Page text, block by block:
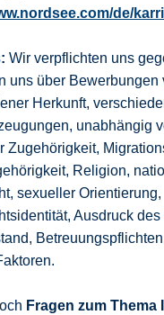
de/
Wir verpflichten uns
uns über Bewerbungen
Herkunft,
unabhängig
Zugehörigkeit,
Religion,
sexueller Orientierung,
Ausdruck des
Fragen zum Thema